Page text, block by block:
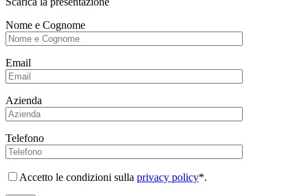
Nome e Cognome
Email
Azienda
Telefono
Accetto le condizioni sulla privacy policy*.